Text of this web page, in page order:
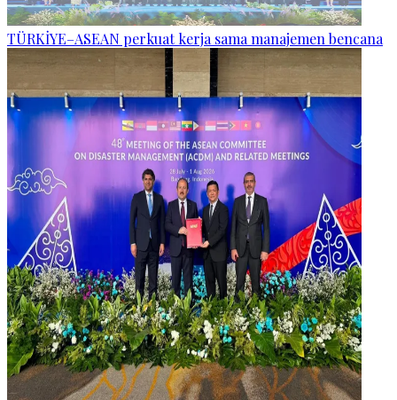
TÜRKİYE–ASEAN perkuat kerja sama manajemen bencana